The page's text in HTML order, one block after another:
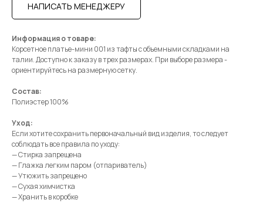
НАПИСАТЬ МЕНЕДЖЕРУ
Информация о товаре:
Корсетное платье-мини 001 из тафты c объемными складками на
талии. Доступно к заказу в трех размерах. При выборе размера -
ориентируйтесь на размерную сетку.
Состав:
Полиэстер 100%
Уход:
Если хотите сохранить первоначальный вид изделия, то следует
соблюдать все правила по уходу:
— Стирка запрещена
— Глажка легким паром (отпариватель)
— Утюжить запрещено
— Сухая химчистка
— Хранить в коробке